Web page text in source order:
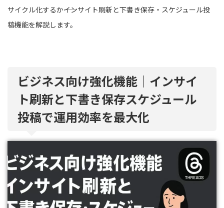
サイクル化するか――インサイト刷新と下書き保存・スケジュール投
稿機能を解説します。
ビジネス向け強化機能｜インサイ
ト刷新と下書き保存スケジュール
投稿で運用効率を最大化